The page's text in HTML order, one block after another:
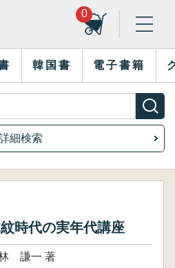
0
韓国書 電子書籍
細検索
時代の実年代講座
謙一 著